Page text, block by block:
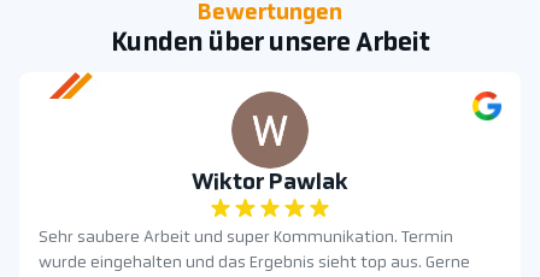
Bewertungen
Kunden über unsere Arbeit
Wiktor Pawlak
Sehr saubere Arbeit und super Kommunikation. Termin
wurde eingehalten und das Ergebnis sieht top aus. Gerne